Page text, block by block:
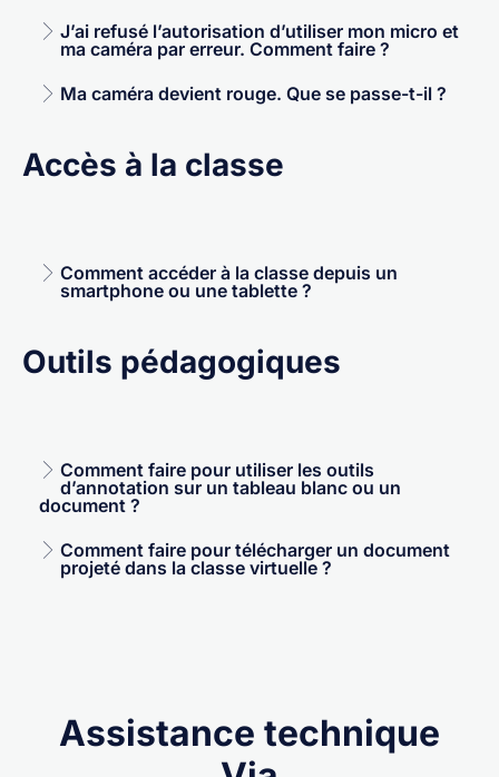
J’ai refusé l’autorisation d’utiliser mon micro et
ma caméra par erreur. Comment faire ?
Ma caméra devient rouge. Que se passe-t-il ?
Accès à la classe
Comment accéder à la classe depuis un
smartphone ou une tablette ?
Outils pédagogiques
Comment faire pour utiliser les outils
d’annotation sur un tableau blanc ou un
document ?
Comment faire pour télécharger un document
projeté dans la classe virtuelle ?
Assistance technique